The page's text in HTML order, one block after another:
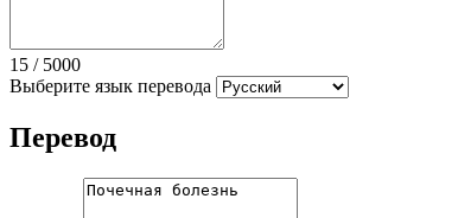
15 / 5000
Выберите язык перевода
Перевод